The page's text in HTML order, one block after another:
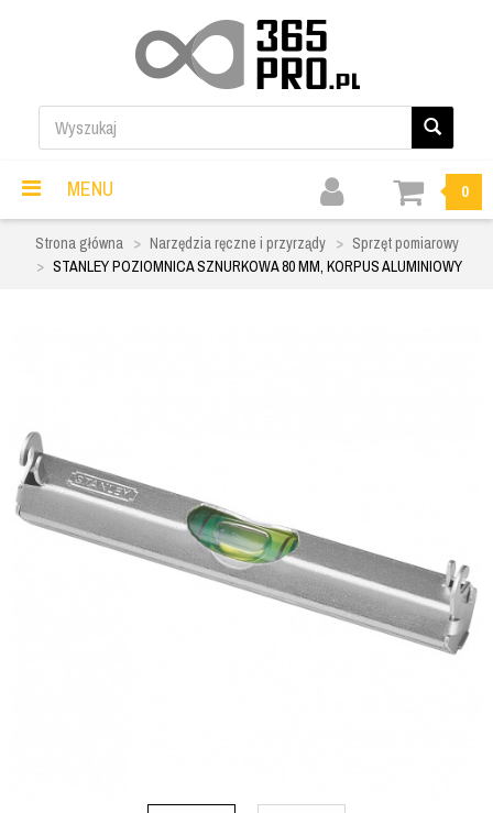
MENU 0
Strona główna Narzędzia ręczne i przyrządy
Sprzęt pomiarowy
STANLEY POZIOMNICA SZNURKOWA 80 MM, KORPUS ALUMINIOWY